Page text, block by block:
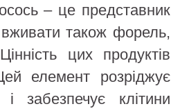
– це представник
вживати також форель,
цих продуктів
елемент розріджує
забезпечує клітини